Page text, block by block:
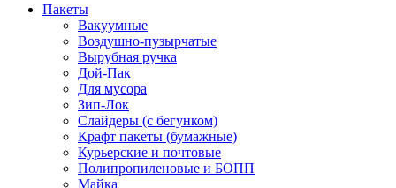
Пакеты
Вакуумные
Воздушно-пузырчатые
Вырубная ручка
Дой-Пак
Для мусора
Зип-Лок
Слайдеры (с бегунком)
Крафт пакеты (бумажные)
Курьерские и почтовые
Полипропиленовые и БОПП
Майка